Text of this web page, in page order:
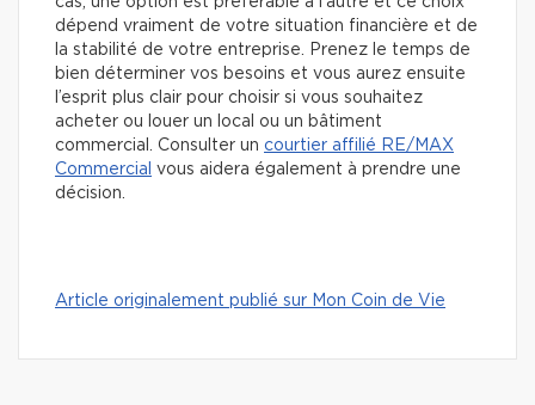
dépend vraiment de votre situation financière et de
la stabilité de votre entreprise. Prenez le temps de
bien déterminer vos besoins et vous aurez ensuite
l’esprit plus clair pour choisir si vous souhaitez
acheter ou louer un local ou un bâtiment
commercial. Consulter un courtier affilié RE/MAX
Commercial vous aidera également à prendre une
décision.
Article originalement publié sur Mon Coin de Vie